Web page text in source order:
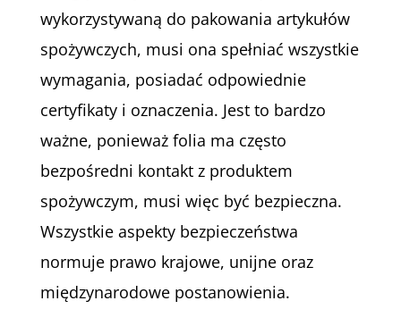
wykorzystywaną do pakowania artykułów
spożywczych, musi ona spełniać wszystkie
wymagania, posiadać odpowiednie
certyfikaty i oznaczenia. Jest to bardzo
ważne, ponieważ folia ma często
bezpośredni kontakt z produktem
spożywczym, musi więc być bezpieczna.
Wszystkie aspekty bezpieczeństwa
normuje prawo krajowe, unijne oraz
międzynarodowe postanowienia.